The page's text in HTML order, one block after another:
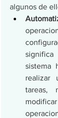
algunos de
sistema
realizar
tareas,